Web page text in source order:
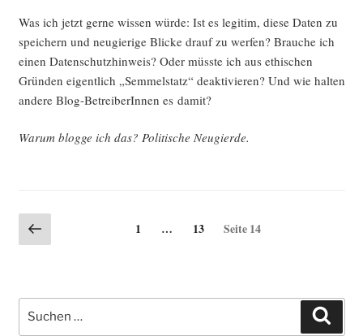
Was ich jetzt ger­ne wis­sen wür­de: Ist es legi­tim, die­se Daten zu
spei­chern und neu­gie­ri­ge Bli­cke drauf zu wer­fen? Brau­che ich
einen Daten­schutz­hin­weis? Oder müss­te ich aus ethi­schen
Grün­den eigent­lich „Sem­mel­statz“ deak­ti­vie­ren? Und wie hal­ten
ande­re Blog-Betrei­be­rIn­nen es damit?
War­um blog­ge ich das? Poli­ti­sche Neugierde.
Seitennummerierung
der
Vorherige
Seite
Seite
1 … Seite
13 Seite14
Suche
nach: